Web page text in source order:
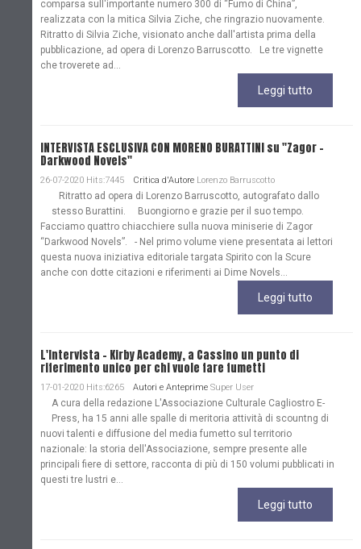
comparsa sull'importante numero 300 di “Fumo di China”,
realizzata con la mitica Silvia Ziche, che ringrazio nuovamente.
Ritratto di Silvia Ziche, visionato anche dall'artista prima della
pubblicazione, ad opera di Lorenzo Barruscotto. Le tre vignette
che troverete ad...
Leggi tutto
INTERVISTA ESCLUSIVA CON MORENO BURATTINI su "Zagor -
Darkwood Novels"
26-07-2020 Hits:7445 Critica d'Autore Lorenzo Barruscotto
Ritratto ad opera di Lorenzo Barruscotto, autografato dallo
stesso Burattini. Buongiorno e grazie per il suo tempo.
Facciamo quattro chiacchiere sulla nuova miniserie di Zagor
“Darkwood Novels”. - Nel primo volume viene presentata ai lettori
questa nuova iniziativa editoriale targata Spirito con la Scure
anche con dotte citazioni e riferimenti ai Dime Novels...
Leggi tutto
L'Intervista - Kirby Academy, a Cassino un punto di
riferimento unico per chi vuole fare fumetti
17-01-2020 Hits:6265 Autori e Anteprime Super User
A cura della redazione L'Associazione Culturale Cagliostro E-
Press, ha 15 anni alle spalle di meritoria attività di scountng di
nuovi talenti e diffusione del media fumetto sul territorio
nazionale: la storia dell'Associazione, sempre presente alle
principali fiere di settore, racconta di più di 150 volumi pubblicati in
questi tre lustri e...
Leggi tutto